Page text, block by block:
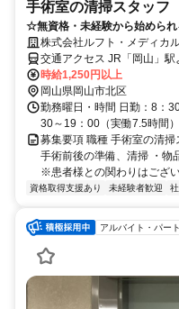
手術室の清掃スタッフ
☆無資格・未経験から始めら
株式会社ルフト・メディカ
交通アクセス JR「岡山」
時給1,250円以上
岡山県岡山市北区
勤務曜日・時間 日勤：8：
30～19：00（実働7.5時間
募集要項 職種 手術室の清掃
手術前後の準備、清掃 ・物
※患者様との関わりはござ
資格取得支援あり 未経験者歓迎
アルバイト・パート